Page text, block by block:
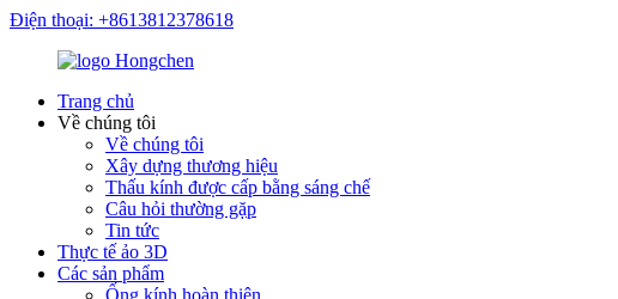
Điện thoại: +8613812378618
Trang chủ
Về chúng tôi
Về chúng tôi
Xây dựng thương hiệu
Thấu kính được cấp bằng sáng chế
Câu hỏi thường gặp
Tin tức
Thực tế ảo 3D
Các sản phẩm
Ống kính hoàn thiện